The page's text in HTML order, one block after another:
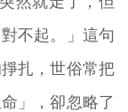
不起。」這句
扎，世俗常把
」，卻忽略了